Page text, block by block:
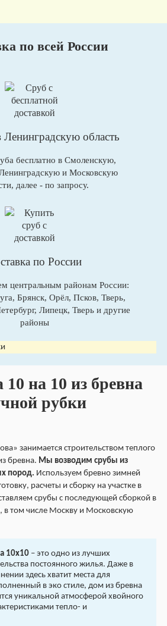
по всей России
Ленинградскую область
бесплатно в Смоленскую,
и Московскую
далее - по запросу.
по России
центральным районам России:
Брянск, Орёл, Псков, Тверь,
Липецк, Тверь и другие
районы
на 10 из бревна
рубки
занимается строительством теплого
бревна. Мы возводим срубы из
пород. Используем бревно зимней
расчеты и сборку на участке в
срубы с последующей сборкой в
том числе Москву и Московскую
10х10– это одно из лучших
постоянного жилья. Даже в
здесь хватит места для
в эко стиле, дом из бревна
уникальной атмосферой хвойного
тепло- и